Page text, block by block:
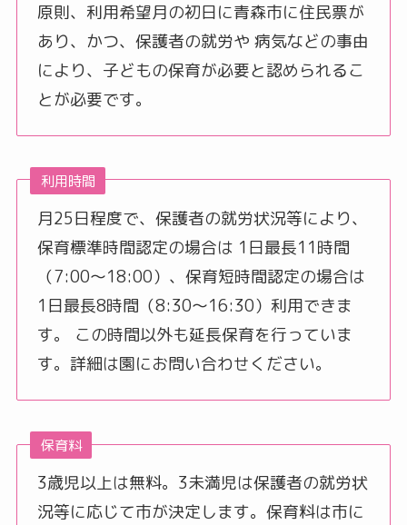
原則、利用希望月の初日に青森市に住民票が
あり、かつ、保護者の就労や 病気などの事由
により、子どもの保育が必要と認められるこ
とが必要です。
利用時間
月25日程度で、保護者の就労状況等により、
保育標準時間認定の場合は 1日最長11時間
（7:00〜18:00）、保育短時間認定の場合は
1日最長8時間（8:30〜16:30）利用できま
す。 この時間以外も延長保育を行っていま
す。詳細は園にお問い合わせください。
保育料
3歳児以上は無料。3未満児は保護者の就労状
況等に応じて市が決定します。保育料は市に